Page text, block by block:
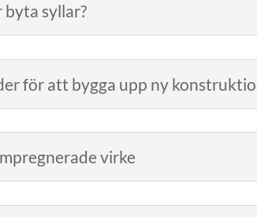
byta syllar?
för att bygga upp ny
virke